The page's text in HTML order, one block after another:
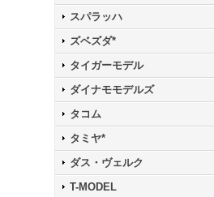
スパラッハ
ズベズダ*
タイガーモデル
ダイナモモデルズ
タコム
タミヤ*
ダス・ヴェルク
T-MODEL